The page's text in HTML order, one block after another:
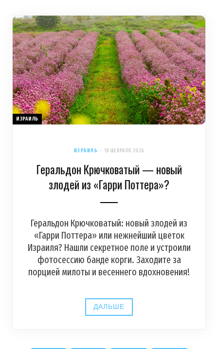
ИЗРАИЛЬ
ИЗРАИЛЬ 18 ФЕВРАЛЯ 2026
Геральдон Крючковатый — новый
злодей из «Гарри Поттера»?
Геральдон Крючковатый: новый злодей из
«Гарри Поттера» или нежнейший цветок
Израиля? Нашли секретное поле и устроили
фотосессию банде корги. Заходите за
порцией милоты и весеннего вдохновения!
ДАЛЬШЕ